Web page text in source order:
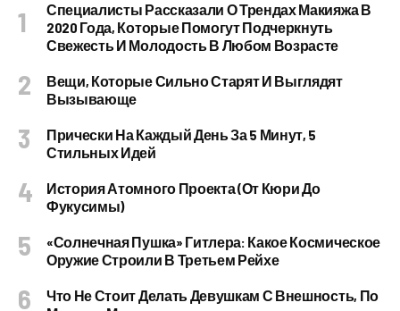
Специалисты Рассказали О Трендах Макияжа В
2020 Года, Которые Помогут Подчеркнуть
Свежесть И Молодость В Любом Возрасте
Вещи, Которые Сильно Старят И Выглядят
Вызывающе
Прически На Каждый День За 5 Минут, 5
Стильных Идей
История Атомного Проекта (от Кюри До
Фукусимы)
«Солнечная Пушка» Гитлера: Какое Космическое
Оружие Строили В Третьем Рейхе
Что Не Стоит Делать Девушкам С Внешность, По